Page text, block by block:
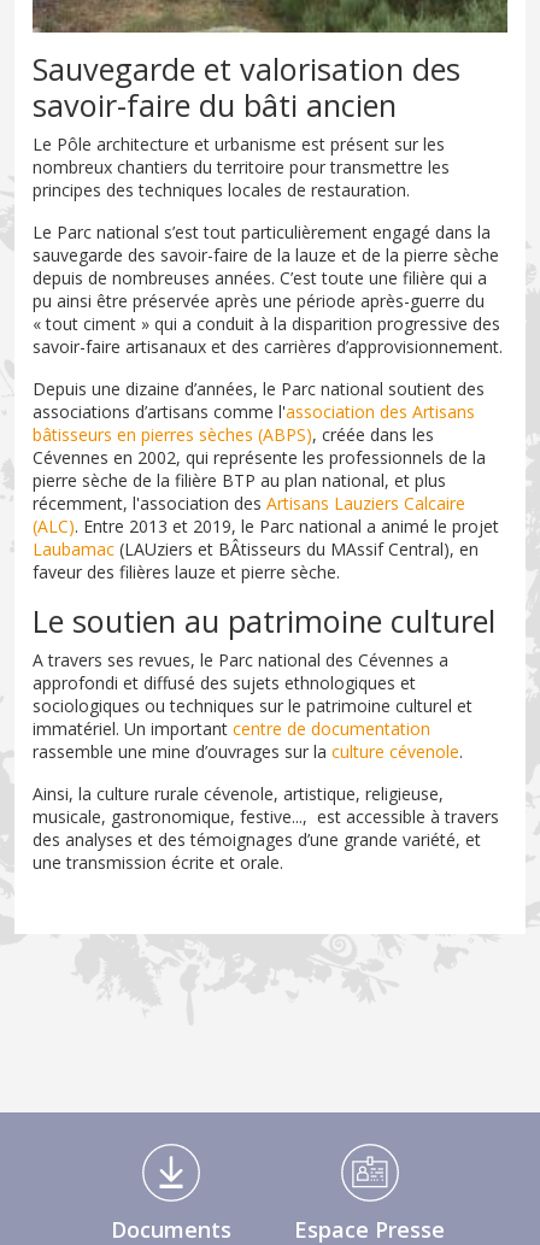
Sauvegarde et valorisation des
savoir-faire du bâti ancien
Le Pôle architecture et urbanisme est présent sur les
nombreux chantiers du territoire pour transmettre les
principes des techniques locales de restauration.
Le Parc national s’est tout particulièrement engagé dans la
sauvegarde des savoir-faire de la lauze et de la pierre sèche
depuis de nombreuses années. C’est toute une filière qui a
pu ainsi être préservée après une période après-guerre du
« tout ciment » qui a conduit à la disparition progressive des
savoir-faire artisanaux et des carrières d’approvisionnement.
Depuis une dizaine d’années, le Parc national soutient des
associations d’artisans comme l'association des Artisans
bâtisseurs en pierres sèches (ABPS), créée dans les
Cévennes en 2002, qui représente les professionnels de la
pierre sèche de la filière BTP au plan national, et plus
récemment, l'association des Artisans Lauziers Calcaire
(ALC). Entre 2013 et 2019, le Parc national a animé le projet
Laubamac (LAUziers et BÂtisseurs du MAssif Central), en
faveur des filières lauze et pierre sèche.
Le soutien au patrimoine culturel
A travers ses revues, le Parc national des Cévennes a
approfondi et diffusé des sujets ethnologiques et
sociologiques ou techniques sur le patrimoine culturel et
immatériel. Un important centre de documentation
rassemble une mine d’ouvrages sur la culture cévenole.
Ainsi, la culture rurale cévenole, artistique, religieuse,
musicale, gastronomique, festive..., est accessible à travers
des analyses et des témoignages d’une grande variété, et
une transmission écrite et orale.
Médiathèque Footer
Documents Espace Presse